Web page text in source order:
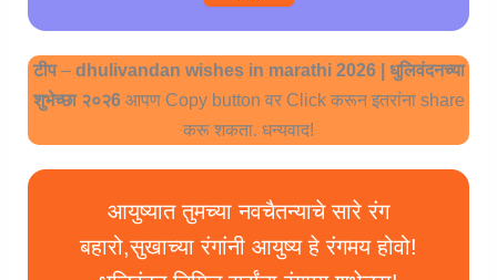
टीप– dhulivandan wishes in marathi 2026 | धुलिवंदनच्या
शुभेच्छा २०२6 आपण Copy button वर Click करून इतरांना share
करू शकता. धन्यवाद!
आयुष्यात तुमच्या नवचैतन्याचे सारे रंग
बहारो,सुखाच्या रंगांनी आयुष्य हे रंगमय होवो!